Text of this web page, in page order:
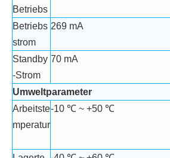
Betriebs
Betriebs
strom
269 ​​mA
Standby
-Strom
70 mA
Umweltparameter
Arbeitste
mperatur
-10 ℃ ~ +50 ℃